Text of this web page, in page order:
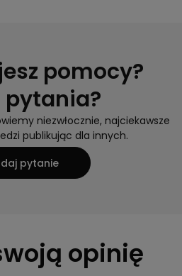
pomocy?
pytania?
niezwłocznie, najciekawsze
publikując dla innych.
pytanie
opinię